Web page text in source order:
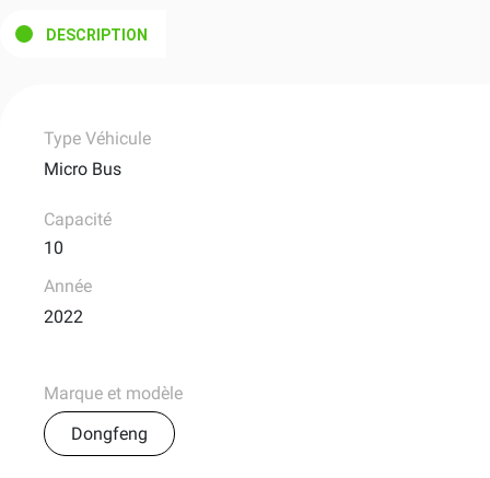
DESCRIPTION
Marque et modèle
Dongfeng
Type Véhicule
Micro Bus
Capacité
10
Année
2022